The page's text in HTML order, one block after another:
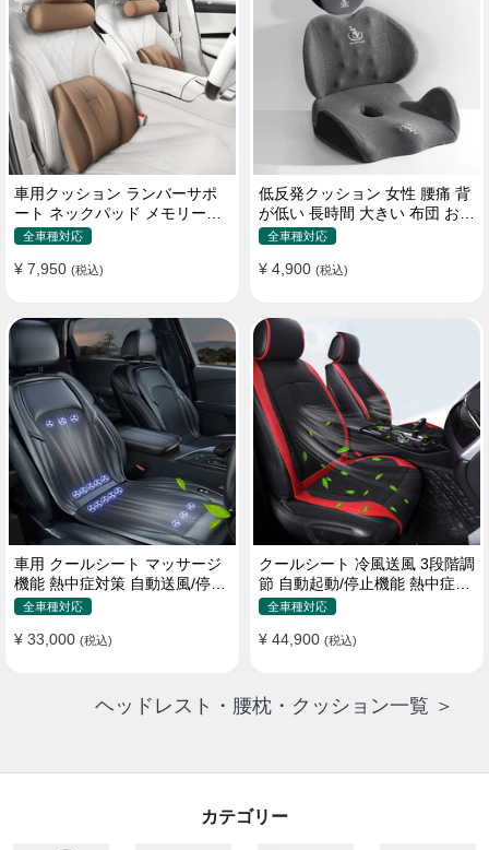
車用クッション ランバーサポ
ート ネックパッド メモリーフ
ォーム 疲労回復
全車種対応
¥ 7,950 (税込)
低反発クッション 女性 腰痛 背
が低い 長時間 大きい 布団 おし
ゃれ 運転 疲労回復
全車種対応
¥ 4,900 (税込)
車用 クールシート マッサージ
機能 熱中症対策 自動送風/停止
機能 24個強力ファン 取付簡単
全車種対応
¥ 33,000 (税込)
クールシート 冷風送風 3段階調
節 自動起動/停止機能 熱中症対
策 夏 暑さ対策 取付簡単
全車種対応
¥ 44,900 (税込)
ヘッドレスト・腰枕・クッション一覧 ＞
カテゴリー